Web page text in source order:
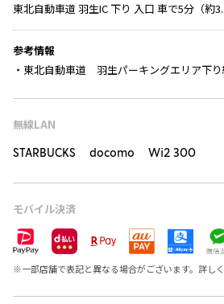
東北自動車道 羽生IC 下り 入口 車で5分（約
参考情報
・東北自動車道 羽生パーキングエリア下
無線LAN
STARBUCKS docomo Wi2 300
モバイル決済
※一部店舗で表記と異なる場合がございます。詳し